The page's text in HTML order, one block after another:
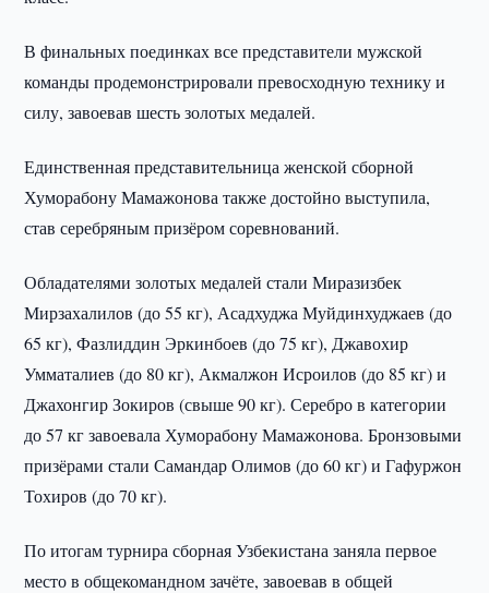
В финальных поединках все представители мужской
команды продемонстрировали превосходную технику и
силу, завоевав шесть золотых медалей.
Единственная представительница женской сборной
Хуморабону Мамажонова также достойно выступила,
став серебряным призёром соревнований.
Обладателями золотых медалей стали Миразизбек
Мирзахалилов (до 55 кг), Асадхуджа Муйдинхуджаев (до
65 кг), Фазлиддин Эркинбоев (до 75 кг), Джавохир
Умматалиев (до 80 кг), Акмалжон Исроилов (до 85 кг) и
Джахонгир Зокиров (свыше 90 кг). Серебро в категории
до 57 кг завоевала Хуморабону Мамажонова. Бронзовыми
призёрами стали Самандар Олимов (до 60 кг) и Гафуржон
Тохиров (до 70 кг).
По итогам турнира сборная Узбекистана заняла первое
место в общекомандном зачёте, завоевав в общей